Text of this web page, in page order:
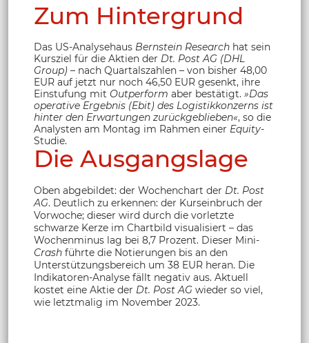
Zum Hintergrund
Das US-Analysehaus Bernstein Research hat sein
Kursziel für die Aktien der Dt. Post AG (DHL
Group) – nach Quartalszahlen – von bisher 48,00
EUR auf jetzt nur noch 46,50 EUR gesenkt, ihre
Einstufung mit Outperform aber bestätigt. »Das
operative Ergebnis (Ebit) des Logistikkonzerns ist
hinter den Erwartungen zurückgeblieben«, so die
Analysten am Montag im Rahmen einer Equity-
Studie.
Die Ausgangslage
Oben abgebildet: der Wochenchart der Dt. Post
AG. Deutlich zu erkennen: der Kurseinbruch der
Vorwoche; dieser wird durch die vorletzte
schwarze Kerze im Chartbild visualisiert – das
Wochenminus lag bei 8,7 Prozent. Dieser Mini-
Crash führte die Notierungen bis an den
Unterstützungsbereich um 38 EUR heran. Die
Indikatoren-Analyse fällt negativ aus. Aktuell
kostet eine Aktie der Dt. Post AG wieder so viel,
wie letztmalig im November 2023.